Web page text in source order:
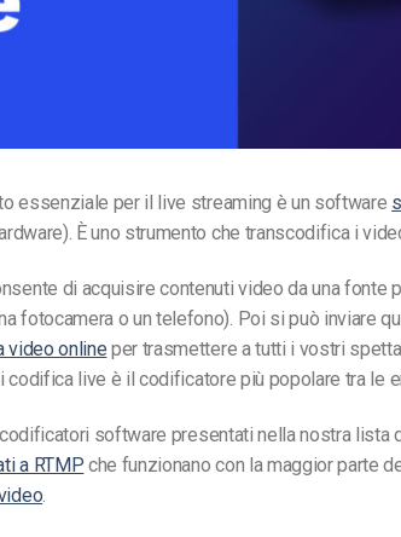
essenziale per il live streaming è un software
È uno strumento che transcodifica i
di acquisire contenuti video da una fonte
fotocamera o un telefono). Poi si può inviare
video online per trasmettere a tutti i vostri
codifica live è il codificatore più popolare tra le
software presentati nella nostra
a RTMP che funzionano con la maggior parte